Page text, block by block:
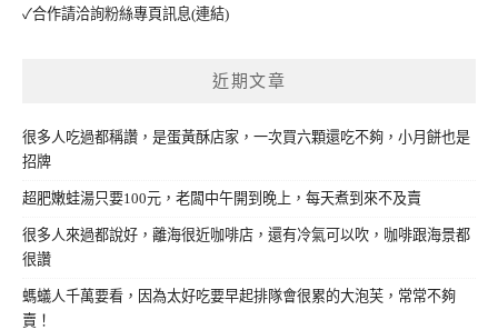
✓合作請洽詢粉絲專頁訊息(連結)
近期文章
很多人吃過都稱讚，是蛋黃酥店家，一次買六顆還吃不夠，小月餅也是
招牌
超肥嫩蛙湯只要100元，老闆中午開到晚上，每天煮到來不及賣
很多人來過都說好，離海很近咖啡店，還有冷氣可以吹，咖啡跟海景都
很讚
螞蟻人千萬要看，因為太好吃要早起排隊會很累的大泡芙，常常不夠
賣！